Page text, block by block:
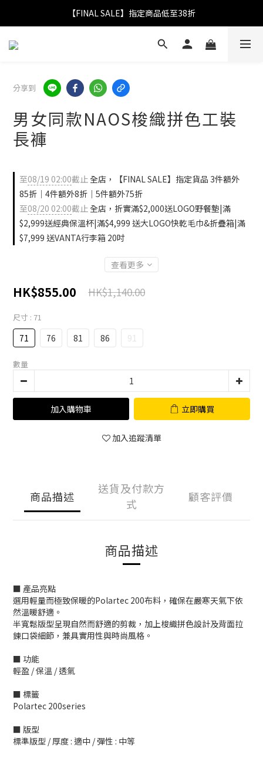
【FINAL SALE】指定商品低至38折
【FINAL SALE】指定商品低至38折
折實滿$2,000送LOGO野餐墊｜滿$2,999送經典保溫杯
【FINAL SALE】指定商品低至38折
分享到
男女同款NAOS梭織拼色工裝
長褲
至08/19 02:00截止全店，【FINAL SALE】指定貨品 3件額外
85折｜4件額外8折｜5件額外75折
至08/20 02:00截止全店，折實滿$2,000送LOGO野餐墊|滿
$2,999送經典保溫杯|滿$4,999 送大LOGO快乾毛巾&折疊箱|滿
$7,999 送VANTA行李箱 20吋
查看更多
HK$855.00 HK$1,140.00
尺寸 : 71
71 76 81 86 91
數量
加入購物車 立即購買
加入追蹤清單
商品描述
送貨及付款方
式
顧客評價
商品描述
■ 產品亮點
選用輕量而極致保暖的Polartec 200布料，確保在嚴寒天氣下依
然溫暖舒適。
半寬鬆版型呈現自然而舒適的剪裁，加上梭織拼色設計及背面拉
鍊口袋細節，兼具實用性與時尚風格。
■ 功能
輕盈 / 保溫 / 透氣
■ 標籤
Polartec 200series
■ 版型
標準版型 / 厚度 : 適中 / 彈性 : 中等